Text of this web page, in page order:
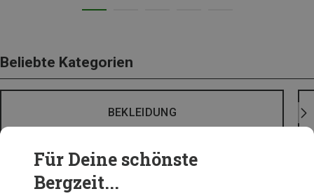
Beliebte Kategorien
BEKLEIDUNG
Für Deine schönste
Bergzeit...